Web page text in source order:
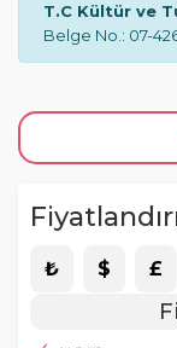
T.C Kültür ve
Belge No.: 07-
₺ $ £